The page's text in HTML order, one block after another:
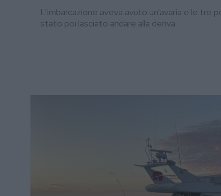
L’imbarcazione aveva avuto un’avaria e le
stato poi lasciato andare alla deriva